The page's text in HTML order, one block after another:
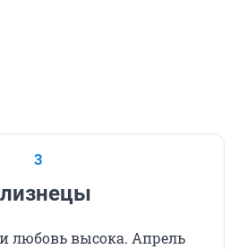
3
любовь высока. Апрель